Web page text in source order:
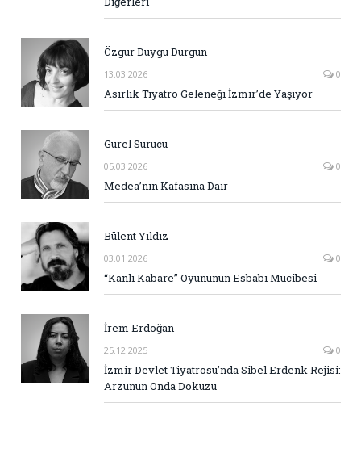
Özgür Duygu Durgun
13.03.2026 0
Asırlık Tiyatro Geleneği İzmir’de Yaşıyor
Gürel Sürücü
05.03.2026 0
Medea’nın Kafasına Dair
Bülent Yıldız
03.01.2026 0
“Kanlı Kabare” Oyununun Esbabı Mucibesi
İrem Erdoğan
25.12.2025 0
İzmir Devlet Tiyatrosu’nda Sibel Erdenk Rejisi:
Arzunun Onda Dokuzu